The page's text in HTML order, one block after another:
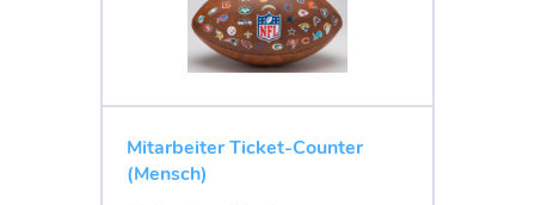
Mitarbeiter Ticket-Counter
(Mensch)